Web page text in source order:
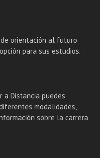
orientación al futuro
para sus estudios.
a Distancia puedes
modalidades,
sobre la carrera